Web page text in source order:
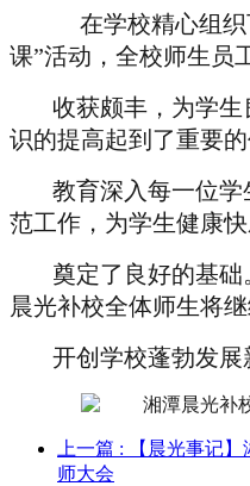
在学校精心组
课”活动，全校师生员
收获颇丰，为学
识的提高起到了重要
教育深入每一位
范工作，为学生健康
奠定了良好的基
晨光补校全体师生将
开创学校蓬勃发展
上一篇 : 【晨光事记】
师大会